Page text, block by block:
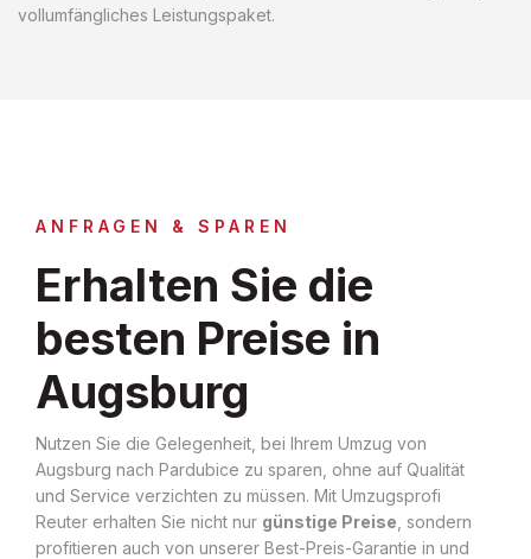
vollumfängliches Leistungspaket.
ANFRAGEN & SPAREN
Erhalten Sie die
besten Preise in
Augsburg
Nutzen Sie die Gelegenheit, bei Ihrem Umzug von
Augsburg nach Pardubice zu sparen, ohne auf Qualität
und Service verzichten zu müssen. Mit Umzugsprofi
Reuter erhalten Sie nicht nur günstige Preise , sondern
profitieren auch von unserer Best-Preis-Garantie in und